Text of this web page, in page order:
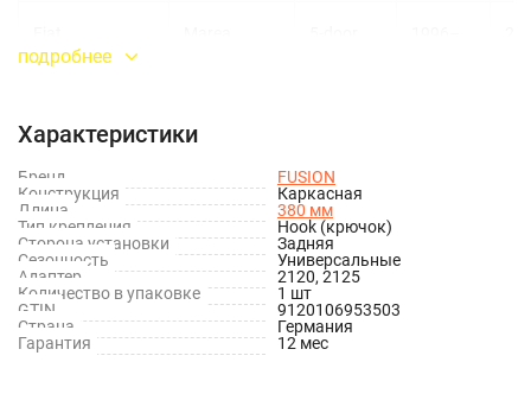
Volvo XC90 MK 1
4-door
SUV
подробнее
Характеристики
Бренд
FUSION
Конструкция
Каркасная
Длина
380 мм
Тип крепления
Hook (крючок)
Сторона установки
Задняя
Сезонность
Универсальные
Адаптер
2120, 2125
Количество в упаковке
1 шт
GTIN
9120106953503
Страна
Германия
Гарантия
12 мес